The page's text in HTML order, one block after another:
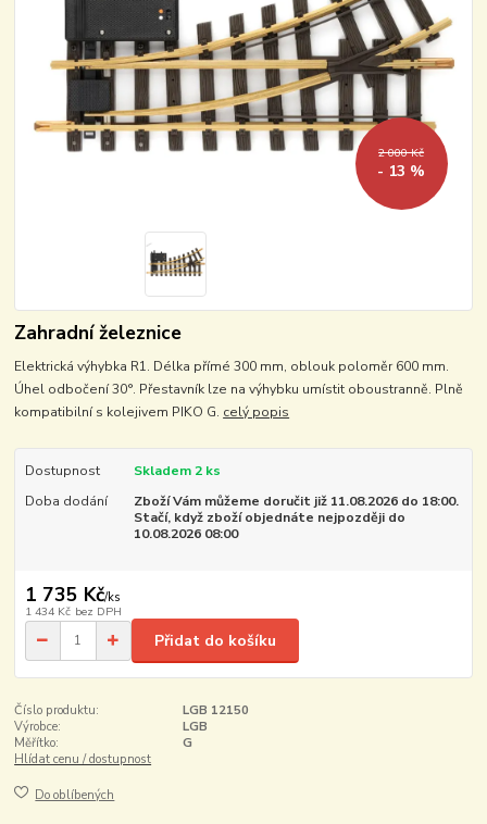
2 000 Kč
- 13 %
Zahradní železnice
Elektrická výhybka R1. Délka přímé 300 mm, oblouk poloměr 600 mm.
Úhel odbočení 30°. Přestavník lze na výhybku umístit oboustranně. Plně
kompatibilní s kolejivem PIKO G. celý popis
Dostupnost
Skladem 2 ks
Doba dodání
Zboží Vám můžeme doručit již 11.08.2026 do 18:00.
Stačí, když zboží objednáte nejpozději do
10.08.2026 08:00
1 735 Kč/ks
1 434 Kč bez DPH
Přidat do košíku
Číslo produktu:
LGB 12150
Výrobce:
LGB
Měřítko:
G
Hlídat cenu / dostupnost
Do oblíbených